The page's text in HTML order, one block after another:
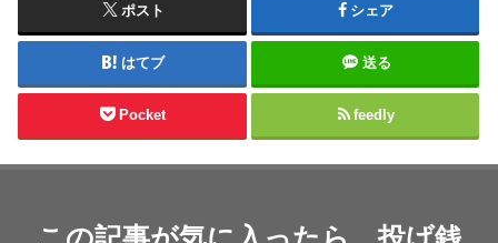
ポスト シェア
はてブ 送る
Pocket feedly